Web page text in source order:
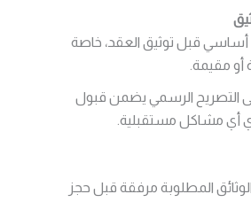
قبل توثيق العقد، خاصة
أو مقيمة.
التصريح الرسمي يضمن قبول
أي مشاكل مستقبلية.
المطلوبة مرفقة قبل حجز